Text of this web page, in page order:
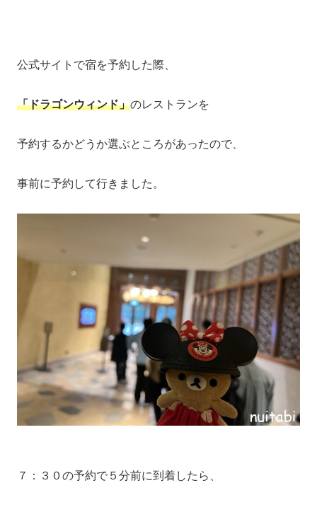
公式サイトで宿を予約した際、
「ドラゴンウィンド」のレストランを
予約するかどうか選ぶところがあったので、
事前に予約して行きました。
７：３０の予約で５分前に到着したら、